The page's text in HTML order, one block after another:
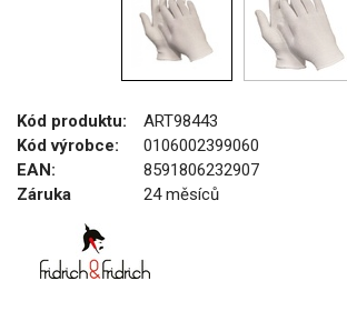
Kód produktu:
ART98443
Kód výrobce:
0106002399060
EAN:
8591806232907
Záruka
24 měsíců